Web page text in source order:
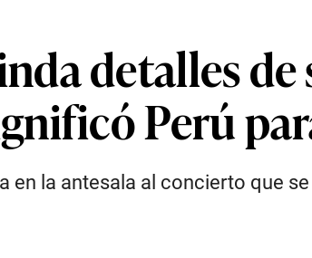
detalles de
Perú
en la antesala al concierto que